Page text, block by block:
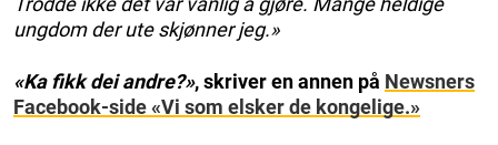
ungdom der ute skjønner jeg.»
«Ka fikk dei andre?», skriver en annen på Newsners
Facebook-side «Vi som elsker de kongelige.»